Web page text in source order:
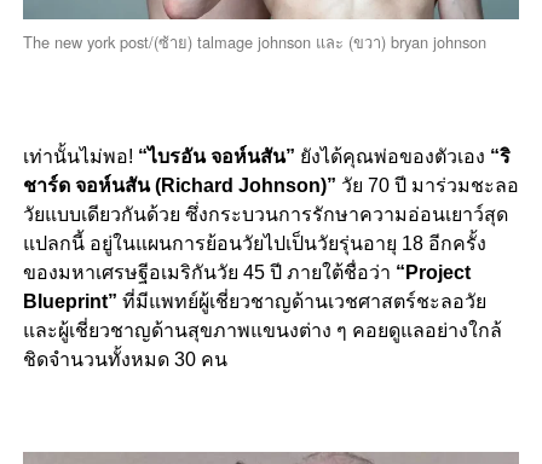
The new york post/(ซ้าย) talmage johnson และ (ขวา) bryan johnson
เท่านั้นไม่พอ! “ไบรอัน จอห์นสัน” ยังได้คุณพ่อของตัวเอง “ริ
ชาร์ด จอห์นสัน (Richard Johnson)” วัย 70 ปี มาร่วมชะลอ
วัยแบบเดียวกันด้วย ซึ่งกระบวนการรักษาความอ่อนเยาว์สุด
แปลกนี้ อยู่ในแผนการย้อนวัยไปเป็นวัยรุ่นอายุ 18 อีกครั้ง
ของมหาเศรษฐีอเมริกันวัย 45 ปี ภายใต้ชื่อว่า “Project
Blueprint” ที่มีแพทย์ผู้เชี่ยวชาญด้านเวชศาสตร์ชะลอวัย
และผู้เชี่ยวชาญด้านสุขภาพแขนงต่าง ๆ คอยดูแลอย่างใกล้
ชิดจำนวนทั้งหมด 30 คน